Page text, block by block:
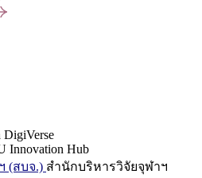
DigiVerse
Innovation Hub
(สบจ.) สำนักบริหารวิจัยจุฬาฯ